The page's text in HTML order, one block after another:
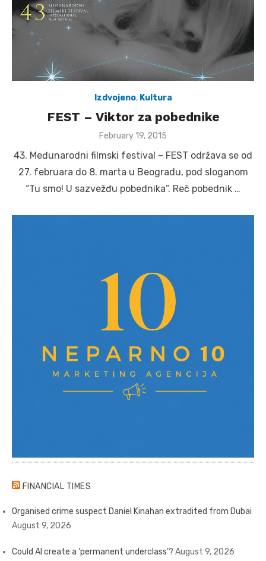
Izdvojeno, Kultura
FEST – Viktor za pobednike
Posted
February 19, 2015
43. Međunarodni filmski festival – FEST održava se od
27. februara do 8. marta u Beogradu, pod sloganom
“Tu smo! U sazvežđu pobednika”. Reč pobednik …
FINANCIAL TIMES
Organised crime suspect Daniel Kinahan extradited from Dubai
August 9, 2026
Could AI create a ‘permanent underclass’? August 9, 2026